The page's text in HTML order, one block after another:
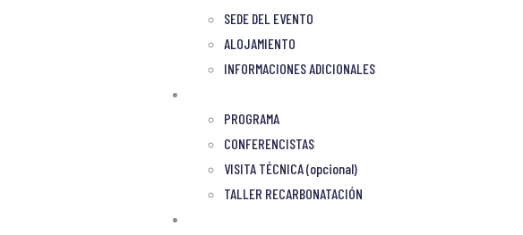
SEDE DEL EVENTO
ALOJAMIENTO
INFORMACIONES ADICIONALES
PROGRAMA
CONFERENCISTAS
VISITA TÉCNICA (opcional)
TALLER RECARBONATACIÓN